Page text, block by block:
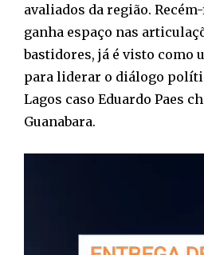
avaliados da região.
ganha espaço nas
bastidores, já é visto como
para liderar o diálogo
Lagos caso Eduardo Paes
Guanabara.